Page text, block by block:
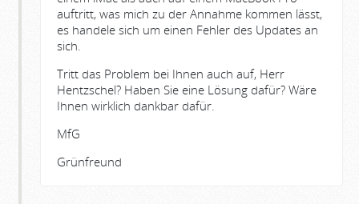
auftritt, was mich zu der Annahme kommen lässt,
es handele sich um einen Fehler des Updates an
sich.
Tritt das Problem bei Ihnen auch auf, Herr
Hentzschel? Haben Sie eine Lösung dafür? Wäre
Ihnen wirklich dankbar dafür.
MfG
Grünfreund